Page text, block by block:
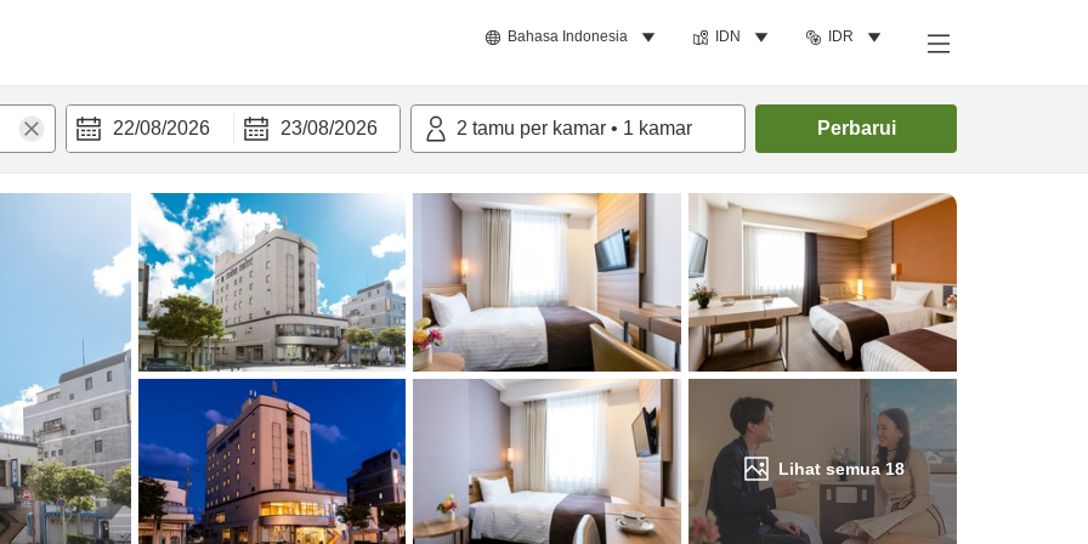
Bahasa Indonesia IDN IDR
22/08/2026 23/08/2026 2 tamu per kamar • 1 kamar Perbarui
Lihat semua18
Cari kamar